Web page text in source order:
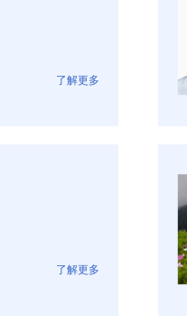
了解更多
了解更多